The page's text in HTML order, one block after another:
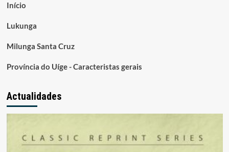
Início
Lukunga
Milunga Santa Cruz
Província do Uíge - Caracteristas gerais
Actualidades